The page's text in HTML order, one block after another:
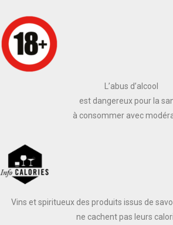
L’abus d’alcool
est dangereux pour la
à consommer avec
Vins et spiritueux des produits issus de
ne cachent pas leurs